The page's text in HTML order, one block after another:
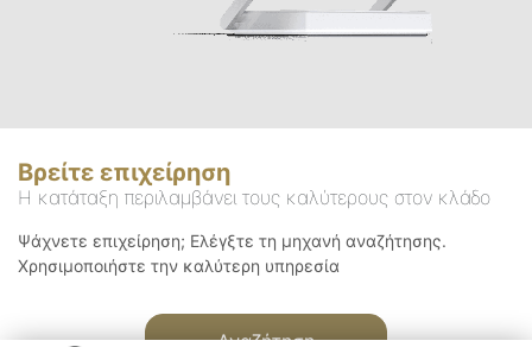
Βρείτε επιχείρηση
Η κατάταξη περιλαμβάνει τους καλύτερους στον κλάδο
Ψάχνετε επιχείρηση; Ελέγξτε τη μηχανή αναζήτησης.
Χρησιμοποιήστε την καλύτερη υπηρεσία
Αναζήτηση